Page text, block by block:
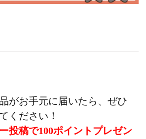
がお手元に届いたら、ぜひ
ください！
投稿で100ポイントプレゼン